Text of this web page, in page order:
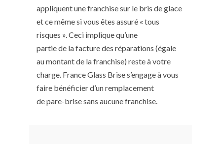
appliquent une franchise sur le bris de glace
et ce même si vous êtes assuré « tous
risques ». Ceci implique qu’une
partie de la facture des réparations (égale
au montant de la franchise) reste à votre
charge. France Glass Brise s’engage à vous
faire bénéficier d’un remplacement
de pare-brise sans aucune franchise.